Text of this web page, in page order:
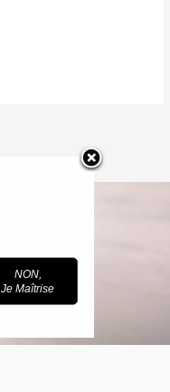
NON,
Je Maîtrise